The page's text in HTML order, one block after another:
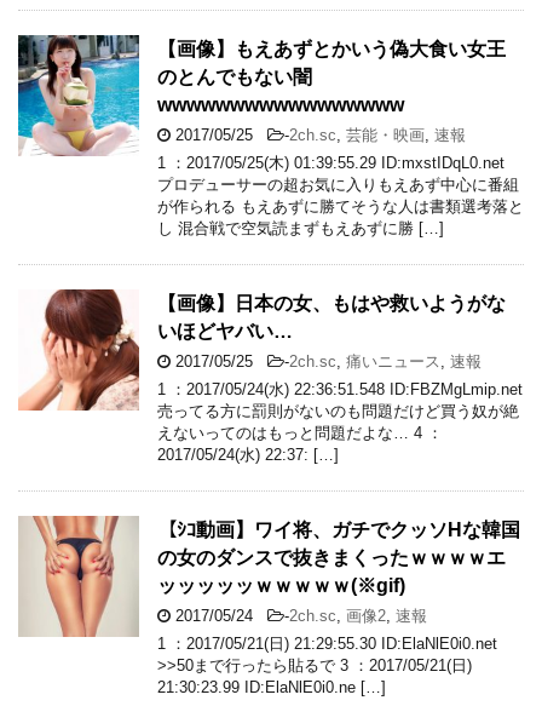
【画像】もえあずとかいう偽大食い女王
のとんでもない闇
wwwwwwwwwwwwwwwww
2017/05/25 -2ch.sc 芸能・映画 速報
1 ：2017/05/25(木) 01:39:55.29 ID:mxstIDqL0.net
プロデューサーの超お気に入りもえあず中心に番組
が作られる もえあずに勝てそうな人は書類選考落と
し 混合戦で空気読まずもえあずに勝 […]
【画像】日本の女、もはや救いようがな
いほどヤバい…
2017/05/25 -2ch.sc 痛いニュース
速報
1 ：2017/05/24(水) 22:36:51.548 ID:FBZMgLmip.net
売ってる方に罰則がないのも問題だけど買う奴が絶
えないってのはもっと問題だよな… 4 ：
2017/05/24(水) 22:37: […]
【ｼｺ動画】ワイ将、ガチでクッソHな韓国
の女のダンスで抜きまくったｗｗｗｗエ
ッッッッッｗｗｗｗｗ(※gif)
2017/05/24 -2ch.sc 画像2 速報
1 ：2017/05/21(日) 21:29:55.30 ID:ElaNlE0i0.net
>>50まで行ったら貼るで 3 ：2017/05/21(日)
21:30:23.99 ID:ElaNlE0i0.ne […]